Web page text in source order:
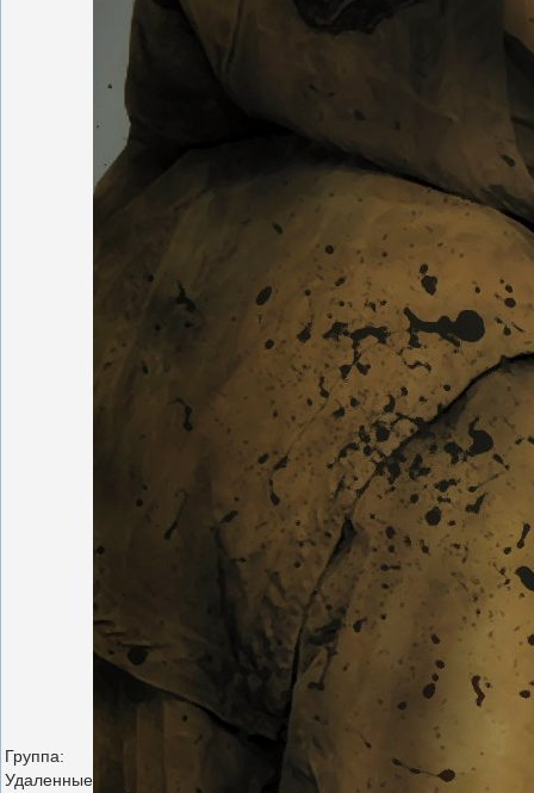
Группа:
Удаленные